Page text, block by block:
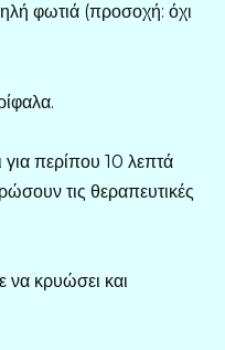
φωτιά (προσοχή: όχι
για περίπου 10 λεπτά
τις θεραπευτικές
να κρυώσει και